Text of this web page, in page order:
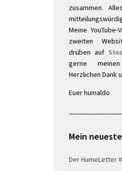
zusammen.
Meine
zweiten
drüben auf
gerne
Herzlichen Dank
Euer humaldo
Mein
Der HumeLetter